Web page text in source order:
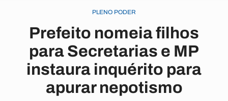
PLENO PODER
Prefeito nomeia filhos
para Secretarias e MP
instaura inquérito para
apurar nepotismo